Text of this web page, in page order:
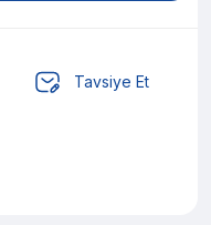
Tavsiye Et